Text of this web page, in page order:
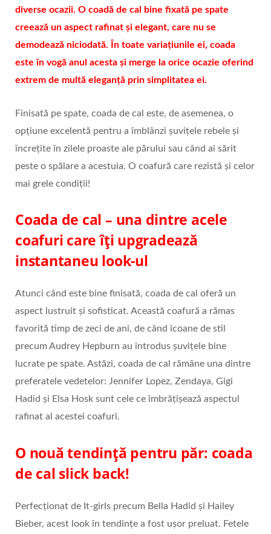
diverse ocazii. O coadă de cal bine fixată pe spate
creează un aspect rafinat și elegant, care nu se
demodează niciodată. În toate variațiunile ei, coada
este în vogă anul acesta și merge la orice ocazie oferind
extrem de multă eleganță prin simplitatea ei.
Finisată pe spate, coada de cal este, de asemenea, o
opțiune excelentă pentru a îmblânzi șuvițele rebele și
încrețite în zilele proaste ale părului sau când ai sărit
peste o spălare a acestuia. O coafură care rezistă și celor
mai grele condiții!
Coada de cal – una dintre acele
coafuri care îți upgradează
instantaneu look-ul
Atunci când este bine finisată, coada de cal oferă un
aspect lustruit și sofisticat. Această coafură a rămas
favorită timp de zeci de ani, de când icoane de stil
precum Audrey Hepburn au introdus șuvițele bine
lucrate pe spate. Astăzi, coada de cal rămâne una dintre
preferatele vedetelor: Jennifer Lopez, Zendaya, Gigi
Hadid și Elsa Hosk sunt cele ce îmbrățișează aspectul
rafinat al acestei coafuri.
O nouă tendință pentru păr: coada
de cal slick back!
Perfecționat de It-girls precum Bella Hadid și Hailey
Bieber, acest look în tendințe a fost ușor preluat. Fetele